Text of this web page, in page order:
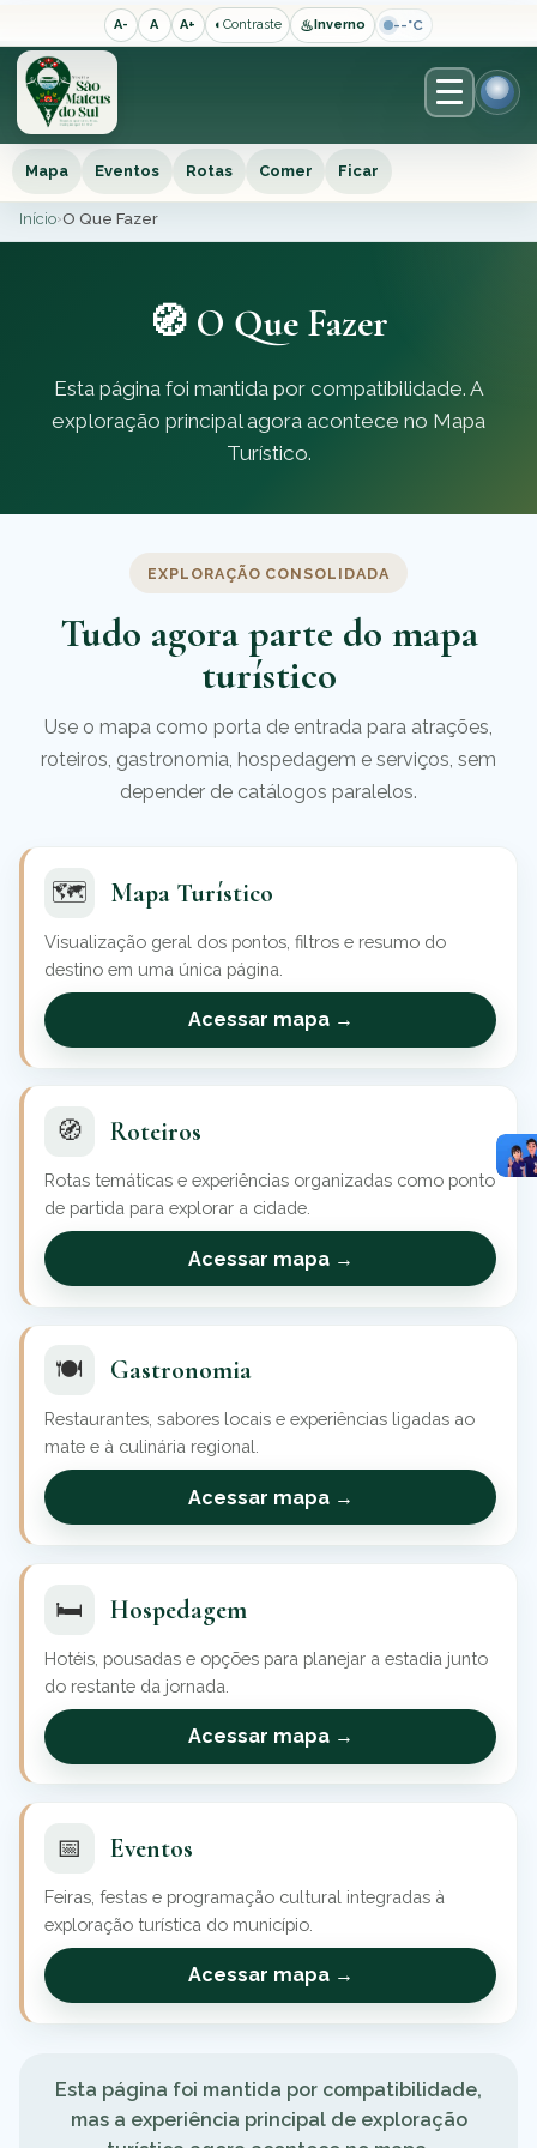
A- A A+ ◐ Contraste ♨ Inverno --°C
Início›O Que Fazer
Mapa Eventos Rotas Comer Ficar
🧭 O Que Fazer
Esta página foi mantida por compatibilidade. A
exploração principal agora acontece no Mapa
Turístico.
EXPLORAÇÃO CONSOLIDADA
Tudo agora parte do mapa
turístico
Use o mapa como porta de entrada para atrações,
roteiros, gastronomia, hospedagem e serviços, sem
depender de catálogos paralelos.
🗺️ Mapa Turístico
Visualização geral dos pontos, filtros e resumo do
destino em uma única página.
Acessar mapa →
🧭 Roteiros
Rotas temáticas e experiências organizadas como ponto
de partida para explorar a cidade.
Acessar mapa →
🍽️ Gastronomia
Restaurantes, sabores locais e experiências ligadas ao
mate e à culinária regional.
Acessar mapa →
🛏️ Hospedagem
Hotéis, pousadas e opções para planejar a estadia junto
do restante da jornada.
Acessar mapa →
📅 Eventos
Feiras, festas e programação cultural integradas à
exploração turística do município.
Acessar mapa →
Esta página foi mantida por compatibilidade,
mas a experiência principal de exploração